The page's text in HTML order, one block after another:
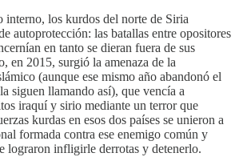
los kurdos del norte de Siria
autoprotección: las batallas entre opositores
en tanto se dieran fuera de sus
en 2015, surgió la amenaza de la
(aunque ese mismo año abandonó el
siguen llamando así), que vencía a
iraquí y sirio mediante un terror que
kurdas en esos dos países se unieron a
formada contra ese enemigo común y
lograron infligirle derrotas y detenerlo.